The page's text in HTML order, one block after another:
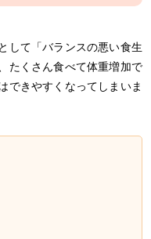
して「バランスの悪い食生
たくさん食べて体重増加で
できやすくなってしまいま